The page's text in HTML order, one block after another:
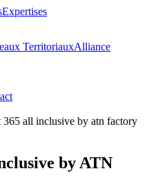
Expertises
TerritoriauxAlliance
all inclusive by atn factory
by ATN